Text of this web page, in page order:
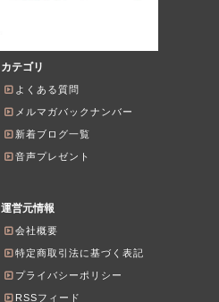
カテゴリ
よくある質問
メルマガバックナンバー
新着ブログ一覧
音声プレゼント
運営元情報
会社概要
特定商取引法に基づく表記
プライバシーポリシー
RSSフィード